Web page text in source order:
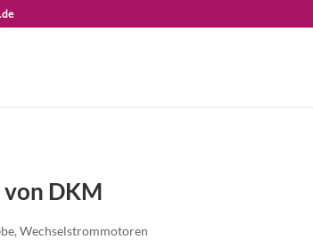
DKM
,Wechselstrommotoren